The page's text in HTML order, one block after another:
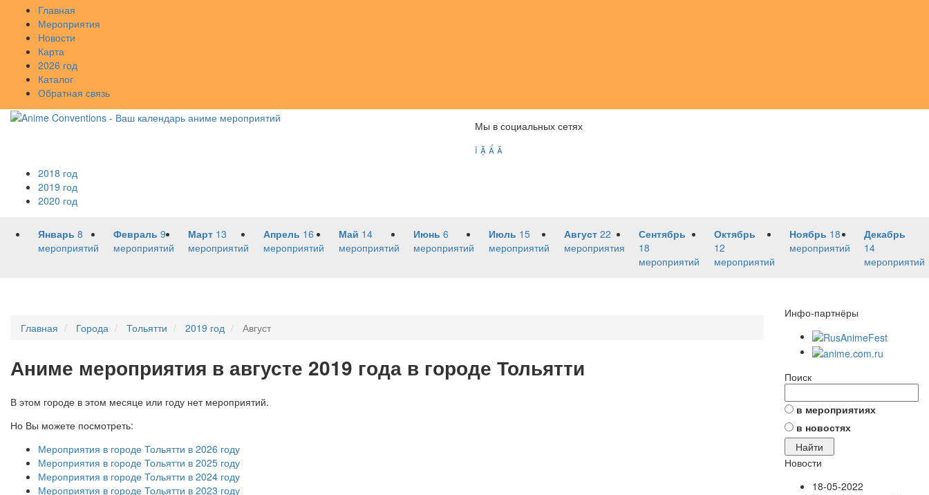
Главная
Мероприятия
Новости
Карта
2026 год
Каталог
Обратная связь
Мы в социальных сетях
   
2018 год
2019 год
2020 год
Январь 8
мероприятий
Февраль 9
мероприятий
Март 13
мероприятий
Апрель 16
мероприятий
Май 14
мероприятий
Июнь 6
мероприятий
Июль 15
мероприятий
Август 22
мероприятия
Сентябрь
18
мероприятий
Октябрь
12
мероприятий
Ноябрь 18
мероприятий
Декабрь
14
мероприятий
Главная Города Тольятти 2019 год Август
Аниме мероприятия в августе 2019 года в городе Тольятти
В этом городе в этом месяце или году нет мероприятий.
Но Вы можете посмотреть:
Мероприятия в городе Тольятти в 2026 году
Мероприятия в городе Тольятти в 2025 году
Мероприятия в городе Тольятти в 2024 году
Мероприятия в городе Тольятти в 2023 году
Инфо-партнёры
Поиск
в мероприятиях
в новостях
Новости
18-05-2022